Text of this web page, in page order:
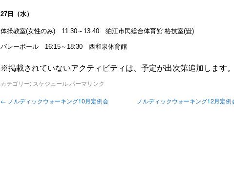
27日（水）
体操教室(女性のみ) 11:30～13:40 狛江市民総合体育館 格技室(畳)
バレーボール 16:15～18:30 西和泉体育館
※掲載されていないアクティビティは、予定が出次第追加します
カテゴリー: スケジュール パーマリンク
← ノルディックウォーキング10月定例会 ノルディックウォーキング12月定